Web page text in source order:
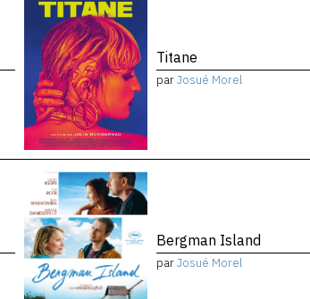
Titane
parJosué Morel
Bergman Island
parJosué Morel